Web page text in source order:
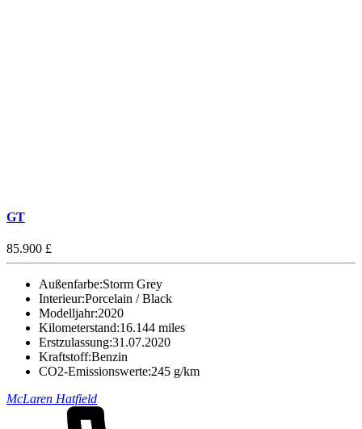
GT
85.900 £
Außenfarbe:Storm Grey
Interieur:Porcelain / Black
Modelljahr:2020
Kilometerstand:16.144 miles
Erstzulassung:31.07.2020
Kraftstoff:Benzin
CO2-Emissionswerte:245 g/km
McLaren Hatfield